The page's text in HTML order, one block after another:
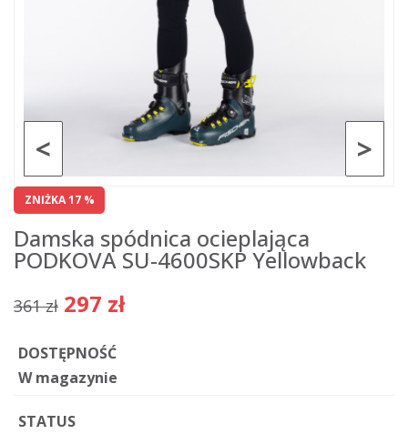
>
<
ZNIŻKA 17 %
Damska spódnica ocieplająca
PODKOVA SU-4600SKP Yellowback
361 zł 297 zł
DOSTĘPNOŚĆ
W magazynie
STATUS